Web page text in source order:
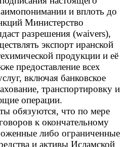
и вплоть до
Министерство
разрешения (waivers),
экспорт иранской
продукции и её
предоставление всех
включая банковское
транспортировку и
операции.
обязуются, что по мере
к окончательному
либо ограниченные
и активы Исламской